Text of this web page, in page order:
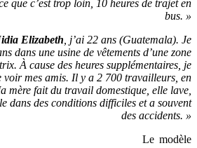
que c’est trop loin, 10 heures de trajet en
bus. »
Elizabeth , j’ai 22 ans (Guatemala). Je
dans une usine de vêtements d’une zone
À cause des heures supplémentaires, je
voir mes amis. Il y a 2 700 travailleurs, en
mère fait du travail domestique, elle lave,
dans des conditions difficiles et a souvent
des accidents. »
Le modèle